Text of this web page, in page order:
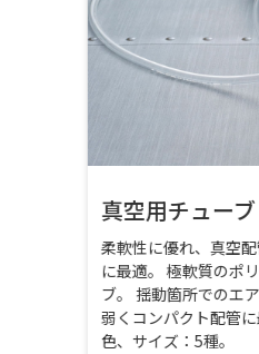
真空用チューブ
柔軟性に優れ、真空
に最適。 極軟質のポ
ブ。 揺動箇所でのエ
弱くコンパクト配管
色、サイズ：5種。